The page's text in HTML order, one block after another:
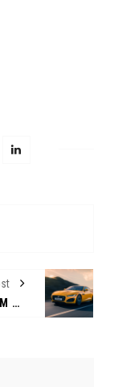
JAGUAR F-TYPE 2020 TEM MUDANÇAS NO VISUAL E PARTE DE R$ 404.166